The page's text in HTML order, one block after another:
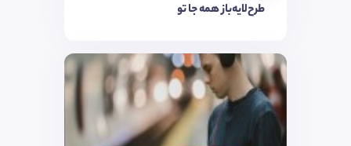
طرح‌لایه‌باز همه جا تو